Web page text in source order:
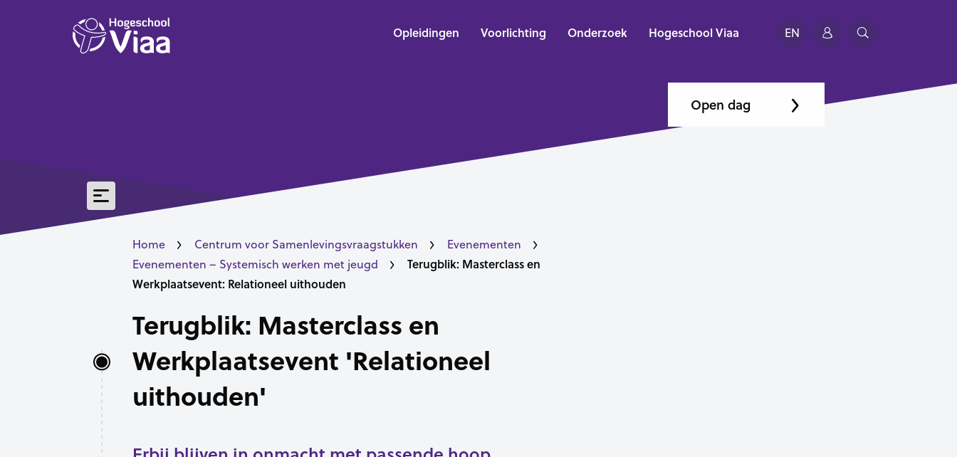
Opleidingen Voorlichting Onderzoek Hogeschool Viaa EN
Open dag
Home Centrum voor Samenlevingsvraagstukken
Evenementen
Evenementen – Systemisch werken met jeugd
Terugblik: Masterclass en
Werkplaatsevent: Relationeel uithouden
Terugblik: Masterclass en
Werkplaatsevent 'Relationeel
uithouden'